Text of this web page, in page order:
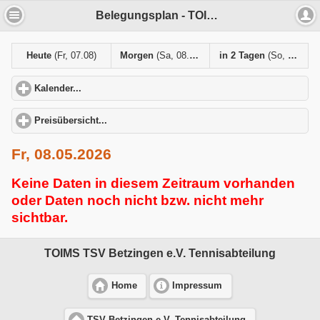
Belegungsplan - TOIMS TSV Betzingen e.V. Tennisabteilung
Heute (Fr, 07.08) Morgen(Sa, 08.08) in 2 Tagen (So, 09.08)
Kalender...
Preisübersicht...
Fr, 08.05.2026
Keine Daten in diesem Zeitraum vorhanden
oder Daten noch nicht bzw. nicht mehr
sichtbar.
TOIMS TSV Betzingen e.V. Tennisabteilung
Home Impressum